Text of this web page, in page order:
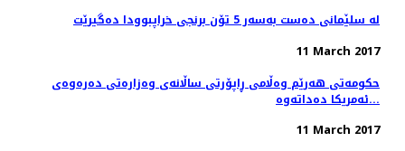
له‌ سلێمانی ده‌ست به‌سه‌ر 5 تۆن برنجی خراپبوودا ده‌گیرێت
11 March 2017
حکومەتی هەرێم وەڵامی ڕاپۆرتی ساڵانەی وەزارەتی دەرەوەی
ئەمریکا دەداتەوە...
11 March 2017